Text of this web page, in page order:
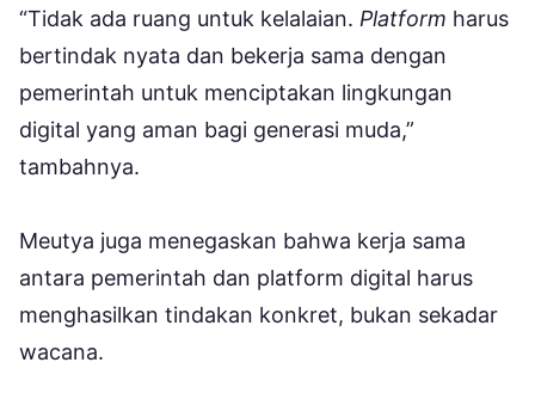
“Tidak ada ruang untuk kelalaian. Platform harus
bertindak nyata dan bekerja sama dengan
pemerintah untuk menciptakan lingkungan
digital yang aman bagi generasi muda,”
tambahnya.
Meutya juga menegaskan bahwa kerja sama
antara pemerintah dan platform digital harus
menghasilkan tindakan konkret, bukan sekadar
wacana.